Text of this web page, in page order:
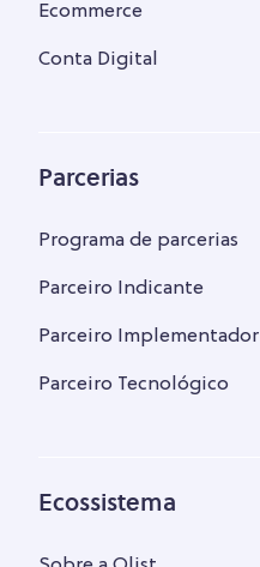
Ecommerce
Conta Digital
Parcerias
Programa de parcerias
Parceiro Indicante
Parceiro Implementador
Parceiro Tecnológico
Ecossistema